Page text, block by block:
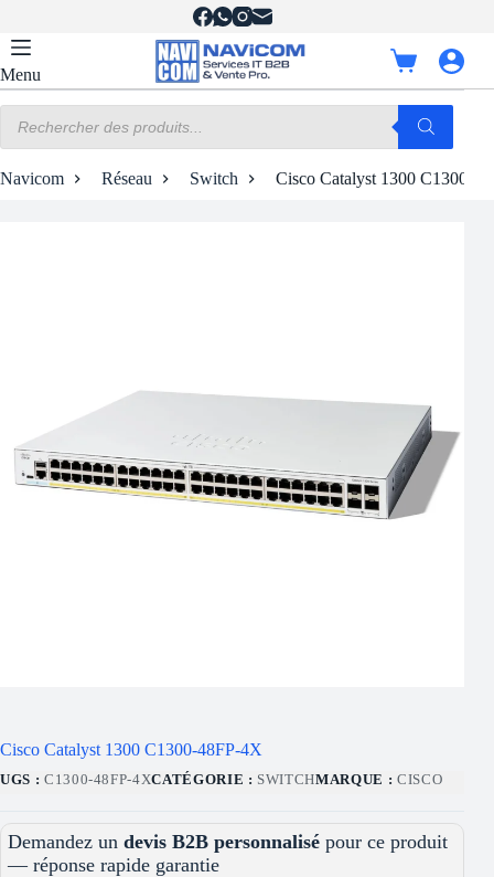
contenu
Menu
Panier
d’achat
produits
Navicom Réseau Switch Cisco Catalyst 1300 C1300-
Cisco Catalyst 1300 C1300-48FP-4X
UGS : C1300-48FP-4XCATÉGORIE : SWITCHMARQUE : CISCO
Demandez un devis B2B personnalisé pour ce produit
— réponse rapide garantie